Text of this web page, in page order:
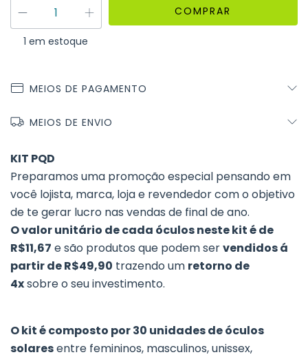
1 em estoque
MEIOS DE PAGAMENTO
MEIOS DE ENVIO
KIT PQD
Preparamos uma promoção especial pensando em
você lojista, marca, loja e revendedor com o objetivo
de te gerar lucro nas vendas de final de ano.
O valor unitário de cada óculos neste kit é de
R$11,67 e são produtos que podem servendidos á
partir de R$49,90 trazendo um retorno de
4xsobre o seu investimento.
O kit é composto por 30 unidades de óculos
solaresentre femininos, masculinos, unissex,